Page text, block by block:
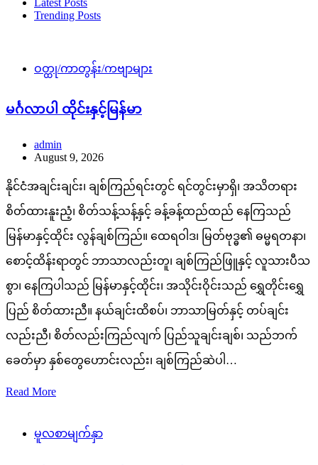
Latest Posts
Trending Posts
ဝတ္ထု/ကာတွန်း/ကဗျာများ
မင်္ဂလာပါ ထိုင်းနှင့်မြန်မာ
admin
August 9, 2026
နိုင်ငံအချင်းချင်း၊ ချစ်ကြည်ရင်းတွင် ရင်တွင်းမှာရှိ၊ အသိတရား
စိတ်ထားနူးညံ့၊ စိတ်သန့်သန့်နှင့် ခန့်ခန့်ထည်ထည် နေကြသည်
မြန်မာနှင့်ထိုင်း လွန်ချစ်ကြည်။ ထေရဝါဒ၊ မြတ်ဗုဒ္ဓ၏ ဓမ္မရတနာ၊
စောင့်ထိန်းရာတွင် ဘာသာလည်းတူ၊ ချစ်ကြည်ဖြူနှင့် လူသားပီသ
စွာ၊ နေကြပါသည် မြန်မာနှင့်ထိုင်း၊ အသိုင်းဝိုင်းသည် ရွှေတိုင်းရွှေ
ပြည် စိတ်ထားညီ။ နယ်ချင်းထိစပ်၊ ဘာသာမြတ်နှင့် တပ်ချင်း
လည်းညီ၊ စိတ်လည်းကြည်လျက် ပြည်သူချင်းချစ်၊ သည်ဘက်
ခေတ်မှာ နှစ်တွေဟောင်းလည်း၊ ချစ်ကြည်ဆဲပါ…
Read More
မူလစာမျက်နှာ